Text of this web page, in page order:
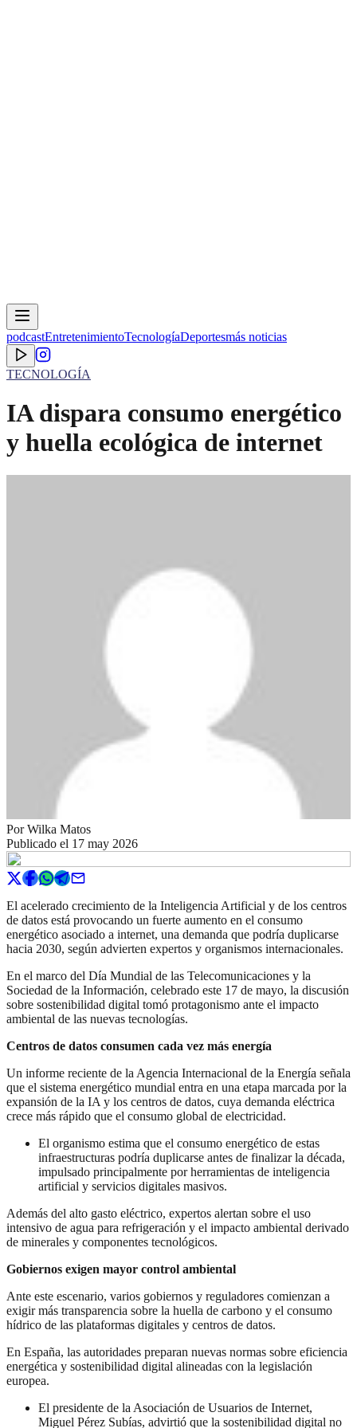
podcastEntretenimientoTecnologíaDeportesmás noticias
TECNOLOGÍA
IA dispara consumo energético
y huella ecológica de internet
PorWilka Matos
Publicado el 17 may 2026
El acelerado crecimiento de la Inteligencia Artificial y de los centros
de datos está provocando un fuerte aumento en el consumo
energético asociado a internet, una demanda que podría duplicarse
hacia 2030, según advierten expertos y organismos internacionales.
En el marco del Día Mundial de las Telecomunicaciones y la
Sociedad de la Información, celebrado este 17 de mayo, la discusión
sobre sostenibilidad digital tomó protagonismo ante el impacto
ambiental de las nuevas tecnologías.
Centros de datos consumen cada vez más energía
Un informe reciente de la Agencia Internacional de la Energía señala
que el sistema energético mundial entra en una etapa marcada por la
expansión de la IA y los centros de datos, cuya demanda eléctrica
crece más rápido que el consumo global de electricidad.
El organismo estima que el consumo energético de estas
infraestructuras podría duplicarse antes de finalizar la década,
impulsado principalmente por herramientas de inteligencia
artificial y servicios digitales masivos.
Además del alto gasto eléctrico, expertos alertan sobre el uso
intensivo de agua para refrigeración y el impacto ambiental derivado
de minerales y componentes tecnológicos.
Gobiernos exigen mayor control ambiental
Ante este escenario, varios gobiernos y reguladores comienzan a
exigir más transparencia sobre la huella de carbono y el consumo
hídrico de las plataformas digitales y centros de datos.
En España, las autoridades preparan nuevas normas sobre eficiencia
energética y sostenibilidad digital alineadas con la legislación
europea.
El presidente de la Asociación de Usuarios de Internet,
Miguel Pérez Subías, advirtió que la sostenibilidad digital no